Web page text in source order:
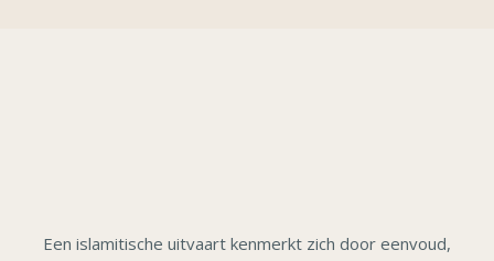
Een islamitische uitvaart kenmerkt zich door eenvoud,